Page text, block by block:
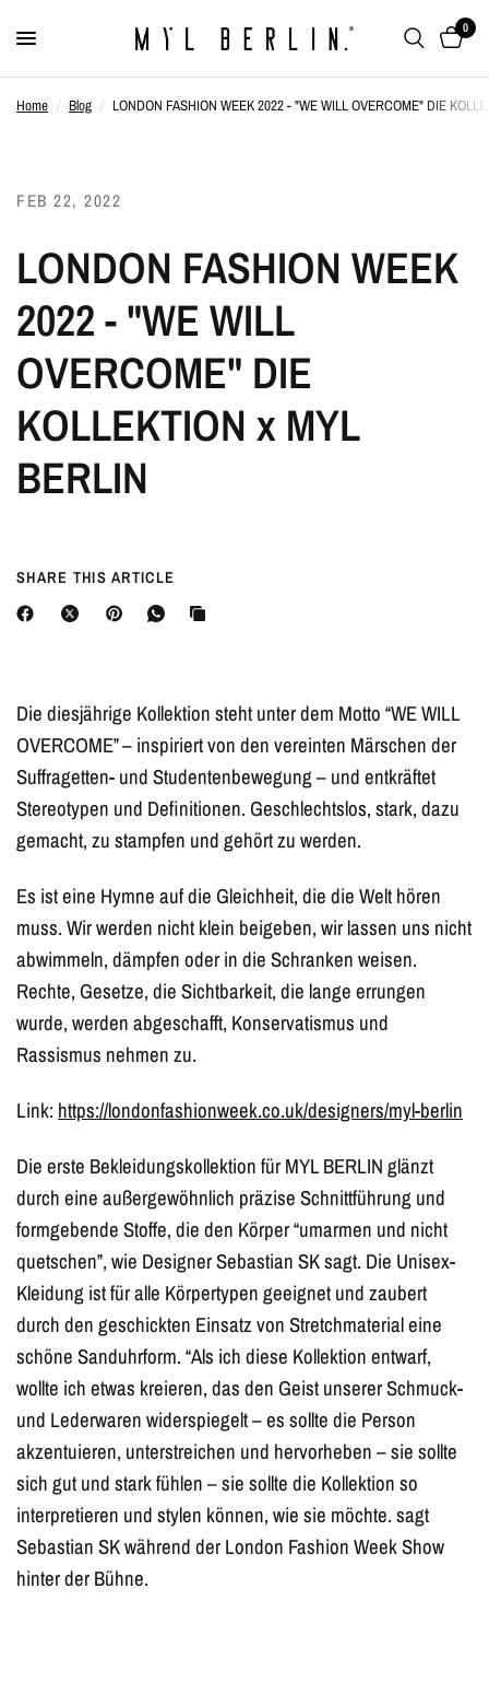
0
Home / Blog / LONDON FASHION WEEK 2022 - "WE WILL OVERCOME" DIE
FEB 22, 2022
LONDON FASHION WEEK
2022 - "WE WILL
OVERCOME" DIE
KOLLEKTION x MYL
BERLIN
SHARE THIS ARTICLE
Die diesjährige Kollektion steht unter dem Motto “WE WILL
OVERCOME” – inspiriert von den vereinten Märschen der
Suffragetten- und Studentenbewegung – und entkräftet
Stereotypen und Definitionen. Geschlechtslos, stark, dazu
gemacht, zu stampfen und gehört zu werden.
Es ist eine Hymne auf die Gleichheit, die die Welt hören
muss. Wir werden nicht klein beigeben, wir lassen uns nicht
abwimmeln, dämpfen oder in die Schranken weisen.
Rechte, Gesetze, die Sichtbarkeit, die lange errungen
wurde, werden abgeschafft, Konservatismus und
Rassismus nehmen zu.
Link: https://londonfashionweek.co.uk/designers/myl-berlin
Die erste Bekleidungskollektion für MYL BERLIN glänzt
durch eine außergewöhnlich präzise Schnittführung und
formgebende Stoffe, die den Körper “umarmen und nicht
quetschen”, wie Designer Sebastian SK sagt. Die Unisex-
Kleidung ist für alle Körpertypen geeignet und zaubert
durch den geschickten Einsatz von Stretchmaterial eine
schöne Sanduhrform. “Als ich diese Kollektion entwarf,
wollte ich etwas kreieren, das den Geist unserer Schmuck-
und Lederwaren widerspiegelt – es sollte die Person
akzentuieren, unterstreichen und hervorheben – sie sollte
sich gut und stark fühlen – sie sollte die Kollektion so
interpretieren und stylen können, wie sie möchte. sagt
Sebastian SK während der London Fashion Week Show
hinter der Bühne.